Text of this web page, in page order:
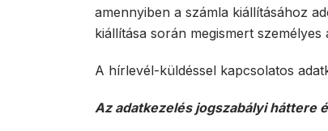
amennyiben a számla kiállításához
kiállítása során megismert személyes
A hírlevél-küldéssel kapcsolatos
Az adatkezelés jogszabályi háttere